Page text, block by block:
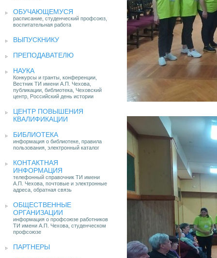
ОБУЧАЮЩЕМУСЯ
расписание, студенческий профсоюз,
воспитательная работа
ВЫПУСКНИКУ
ПРЕПОДАВАТЕЛЮ
НАУКА
Конкурсы и гранты, конференции,
Вестник ТИ имени А.П. Чехова,
публикации, библиотека, Чеховский
центр, Российский день истории
ЦЕНТР ПОВЫШЕНИЯ
КВАЛИФИКАЦИИ
БИБЛИОТЕКА
информация о библиотеке, правила
пользования, электронный каталог
КОНТАКТНАЯ
ИНФОРМАЦИЯ
телефонный справочник ТИ имени
А.П. Чехова, почтовые и электронные
адреса, обратная связь
ОБЩЕСТВЕННЫЕ
ОРГАНИЗАЦИИ
информация о профсоюзе работников
ТИ имени А.П. Чехова, студенческом
профсоюзе
ПАРТНЕРЫ